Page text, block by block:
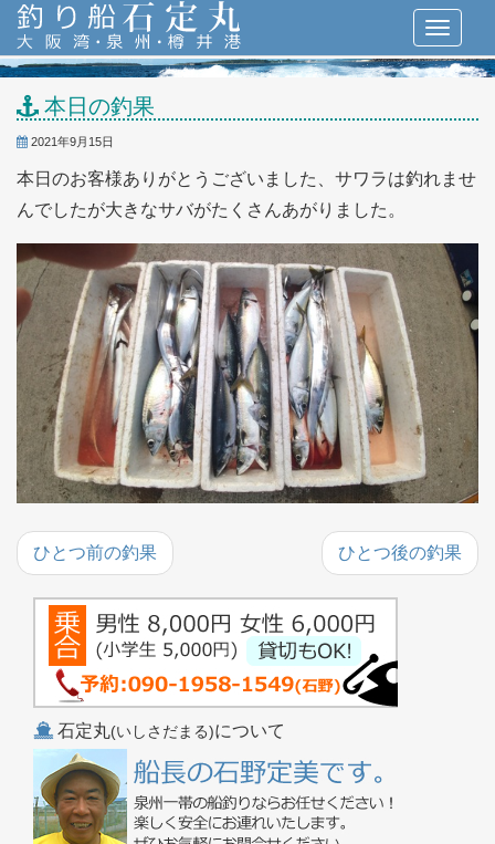
本日の釣果
2021年9月15日
本日のお客様ありがとうございました、サワラは釣れませ
んでしたが大きなサバがたくさんあがりました。
ひとつ前の釣果 ひとつ後の釣果
石定丸(いしさだまる)について